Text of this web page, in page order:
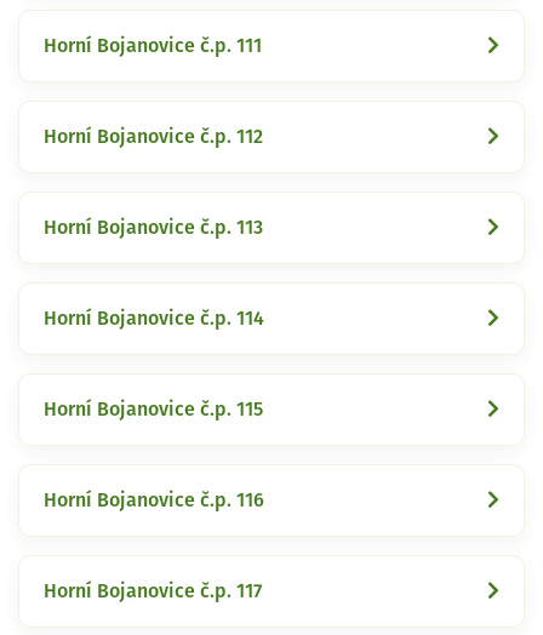
Horní Bojanovice č.p. 111
Horní Bojanovice č.p. 112
Horní Bojanovice č.p. 113
Horní Bojanovice č.p. 114
Horní Bojanovice č.p. 115
Horní Bojanovice č.p. 116
Horní Bojanovice č.p. 117